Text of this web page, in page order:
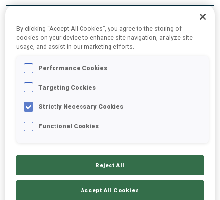
2025/2026
MOYENNE DE PERFORMANCE
TIR COUCHÉ
Données non disponibles
By clicking “Accept All Cookies”, you agree to the storing of
cookies on your device to enhance site navigation, analyze site
usage, and assist in our marketing efforts.
Performance Cookies
Targeting Cookies
Strictly Necessary Cookies
Functional Cookies
Reject All
Accept All Cookies